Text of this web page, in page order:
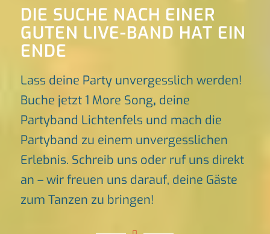
DIE SUCHE NACH EINER
GUTEN LIVE-BAND HAT EIN
ENDE
Lass deine Party unvergesslich werden!
Buche jetzt 1 More Song, deine
Partyband Lichtenfels und mach die
Partyband zu einem unvergesslichen
Erlebnis. Schreib uns oder ruf uns direkt
an – wir freuen uns darauf, deine Gäste
zum Tanzen zu bringen!